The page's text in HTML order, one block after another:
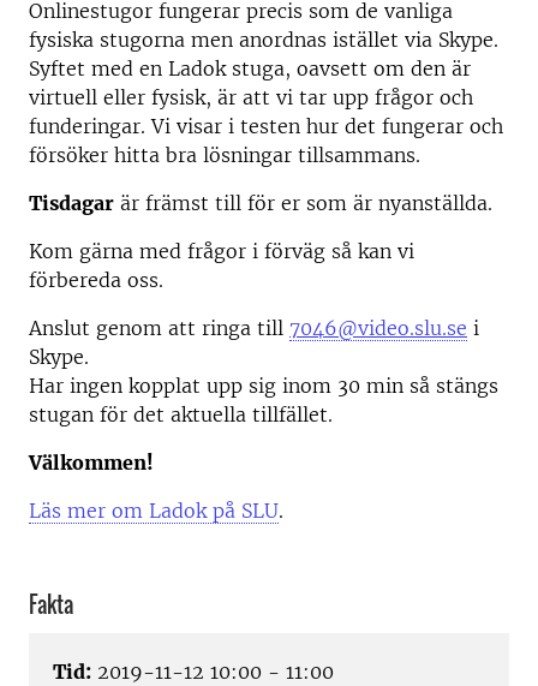
Onlinestugor fungerar precis som de vanliga
fysiska stugorna men anordnas istället via Skype.
Syftet med en Ladok stuga, oavsett om den är
virtuell eller fysisk, är att vi tar upp frågor och
funderingar. Vi visar i testen hur det fungerar och
försöker hitta bra lösningar tillsammans.
Tisdagar är främst till för er som är nyanställda.
Kom gärna med frågor i förväg så kan vi
förbereda oss.
Anslut genom att ringa till 7046@video.slu.se i
Skype.
Har ingen kopplat upp sig inom 30 min så stängs
stugan för det aktuella tillfället.
Välkommen!
Läs mer om Ladok på SLU.
Fakta
Tid: 2019-11-12 10:00 - 11:00